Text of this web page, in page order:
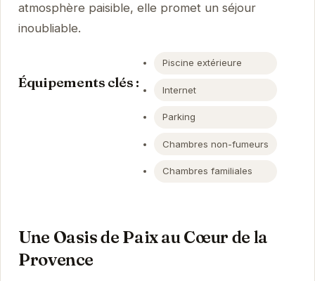
atmosphère paisible, elle promet un séjour
inoubliable.
Équipements clés :
Piscine extérieure
Internet
Parking
Chambres non-fumeurs
Chambres familiales
Une Oasis de Paix au Cœur de la
Provence